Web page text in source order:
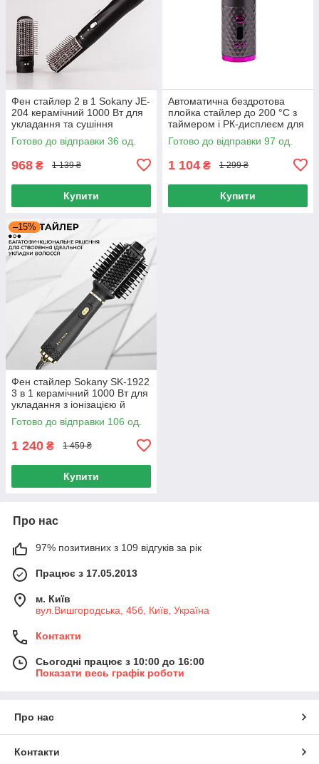
Фен стайлер 2 в 1 Sokany JE-
204 керамічний 1000 Вт для
укладання та сушіння
волосся
Готово до відправки 36 од.
968 ₴ 1 139 ₴
Купити
Автоматична бездротова
плойка стайлер до 200 °C з
таймером і РК-дисплеєм для
завивання волосся Сірий
Готово до відправки 97 од.
1 104 ₴ 1 299 ₴
Купити
–15%
Фен стайлер Sokany SK-1922
3 в 1 керамічний 1000 Вт для
укладання з іонізацією й
холодним обдувом
Готово до відправки 106 од.
1 240 ₴ 1 459 ₴
Купити
Про нас
97% позитивних з 109 відгуків за рік
Працює з 17.05.2013
м. Київ
вул.Вишгородська, 45б, Київ, Україна
Контакти
Сьогодні працює з 10:00 до 16:00
Показати весь графік роботи
Про нас
Контакти